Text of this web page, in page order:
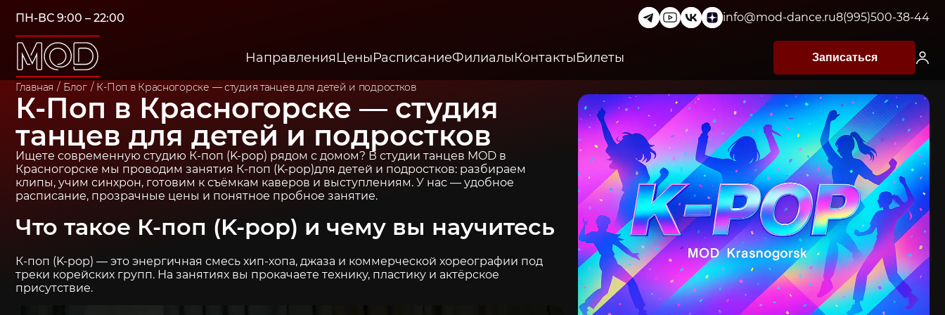
ПН-ВС 9:00 – 22:00 info@mod-dance.ru8(995)500-38-44
НаправленияЦеныРасписаниеФилиалыКонтактыБилеты Записаться
Главная Блог К-Поп в Красногорске — студия танцев для детей и подростков
К-Поп в Красногорске — студия
танцев для детей и подростков
Ищете современную студию К-поп (K-pop) рядом с домом? В студии танцев MOD в
Красногорске мы проводим занятия К-поп (K-pop)для детей и подростков: разбираем
клипы, учим синхрон, готовим к съёмкам каверов и выступлениям. У нас — удобное
расписание, прозрачные цены и понятное пробное занятие.
Что такое К-поп (K-pop) и чему вы научитесь
К-поп (K-pop) — это энергичная смесь хип-хопа, джаза и коммерческой хореографии под
треки корейских групп. На занятиях вы прокачаете технику, пластику и актёрское
присутствие.